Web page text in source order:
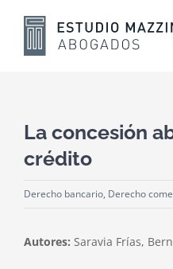
content
La concesión
crédito
Derecho bancario, Derecho
Autores: Saravia Frías,